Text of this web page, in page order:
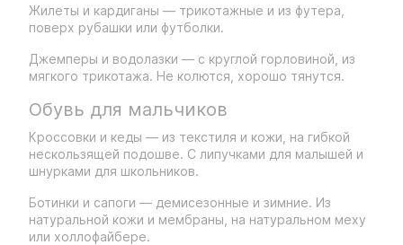
Жилеты и кардиганы — трикотажные и из футера,
поверх рубашки или футболки.
Джемперы и водолазки — с круглой горловиной, из
мягкого трикотажа. Не колются, хорошо тянутся.
Обувь для мальчиков
Кроссовки и кеды — из текстиля и кожи, на гибкой
нескользящей подошве. С липучками для малышей и
шнурками для школьников.
Ботинки и сапоги — демисезонные и зимние. Из
натуральной кожи и мембраны, на натуральном меху
или холлофайбере.